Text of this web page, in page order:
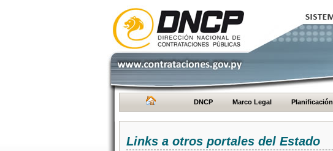
DNCP Marco Legal Planificación
Links a otros portales del Estado